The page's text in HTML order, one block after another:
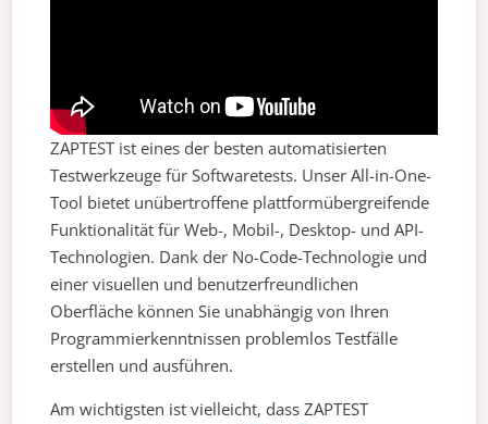
ZAPTEST ist eines der besten automatisierten
Testwerkzeuge für Softwaretests. Unser All-in-One-
Tool bietet unübertroffene plattformübergreifende
Funktionalität für Web-, Mobil-, Desktop- und API-
Technologien. Dank der No-Code-Technologie und
einer visuellen und benutzerfreundlichen
Oberfläche können Sie unabhängig von Ihren
Programmierkenntnissen problemlos Testfälle
erstellen und ausführen.
Am wichtigsten ist vielleicht, dass ZAPTEST